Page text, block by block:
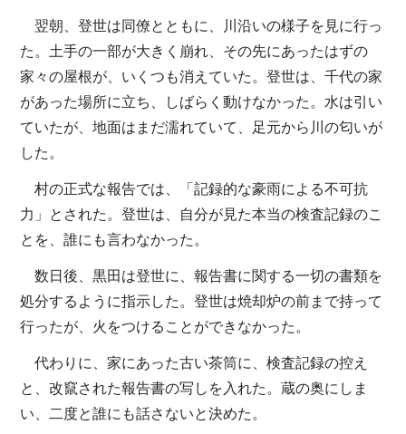
翌朝、登世は同僚とともに、川沿いの様子を見に行っ
た。土手の一部が大きく崩れ、その先にあったはずの
家々の屋根が、いくつも消えていた。登世は、千代の家
があった場所に立ち、しばらく動けなかった。水は引い
ていたが、地面はまだ濡れていて、足元から川の匂いが
した。
村の正式な報告では、「記録的な豪雨による不可抗
力」とされた。登世は、自分が見た本当の検査記録のこ
とを、誰にも言わなかった。
数日後、黒田は登世に、報告書に関する一切の書類を
処分するように指示した。登世は焼却炉の前まで持って
行ったが、火をつけることができなかった。
代わりに、家にあった古い茶筒に、検査記録の控え
と、改竄された報告書の写しを入れた。蔵の奥にしま
い、二度と誰にも話さないと決めた。